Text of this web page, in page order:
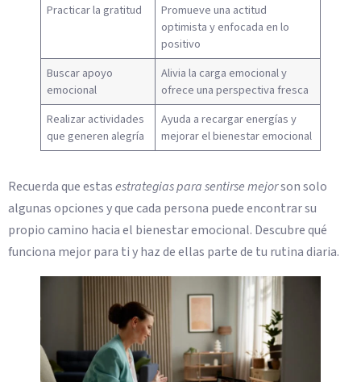
Practicar la gratitud
Promueve una actitud
optimista y enfocada en lo
positivo
Buscar apoyo
emocional
Alivia la carga emocional y
ofrece una perspectiva fresca
Realizar actividades
que generen alegría
Ayuda a recargar energías y
mejorar el bienestar emocional
Recuerda que estasestrategias para sentirse mejorson solo
algunas opciones y que cada persona puede encontrar su
propio camino hacia el bienestar emocional. Descubre qué
funciona mejor para ti y haz de ellas parte de tu rutina diaria.